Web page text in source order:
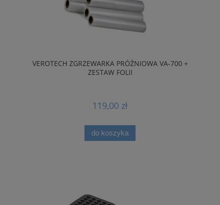
VEROTECH ZGRZEWARKA PRÓŻNIOWA VA-700 +
ZESTAW FOLII
119,00 zł
do koszyka